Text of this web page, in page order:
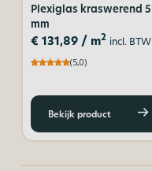
Plexiglas kraswerend 5
mm
€ 131,89/ m2 incl. BTW
(5,0)
Bekijk product